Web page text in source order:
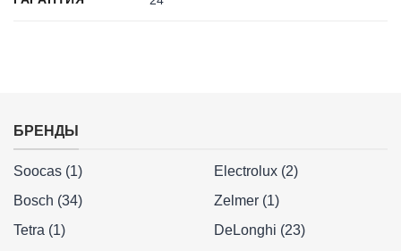
БРЕНДЫ
Soocas (1)
Electrolux (2)
Bosch (34)
Zelmer (1)
Tetra (1)
DeLonghi (23)